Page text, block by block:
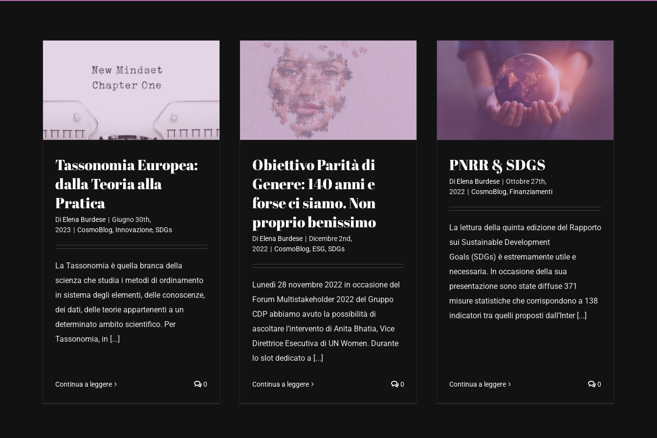
Tassonomia Europea:
dalla Teoria alla
Pratica
Di Elena Burdese | Giugno 30th,
2023 | CosmoBlog, Innovazione,SDGs
La Tassonomia è quella branca della
scienza che studia i metodi di ordinamento
in sistema degli elementi, delle conoscenze,
dei dati, delle teorie appartenenti a un
determinato ambito scientifico. Per
Tassonomia, in [...]
Continua a leggere 0
Obiettivo Parità di
Genere: 140 anni e
forse ci siamo. Non
proprio benissimo
Di Elena Burdese | Dicembre 2nd,
2022 | CosmoBlog, ESG,SDGs
Lunedì 28 novembre 2022 in occasione del
Forum Multistakeholder 2022 del Gruppo
CDP abbiamo avuto la possibilità di
ascoltare l’intervento di Anita Bhatia, Vice
Direttrice Esecutiva di UN Women. Durante
lo slot dedicato a [...]
Continua a leggere 0
PNRR & SDGS
Di Elena Burdese | Ottobre 27th,
2022 | CosmoBlog, Finanziamenti
La lettura della quinta edizione del Rapporto
sui Sustainable Development
Goals (SDGs) è estremamente utile e
necessaria. In occasione della sua
presentazione sono state diffuse 371
misure statistiche che corrispondono a 138
indicatori tra quelli proposti dall’Inter [...]
Continua a leggere 0